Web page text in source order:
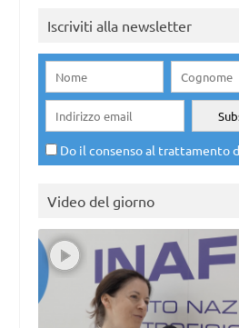
Iscriviti alla newsletter
Do il consenso al trattamento
Video del giorno